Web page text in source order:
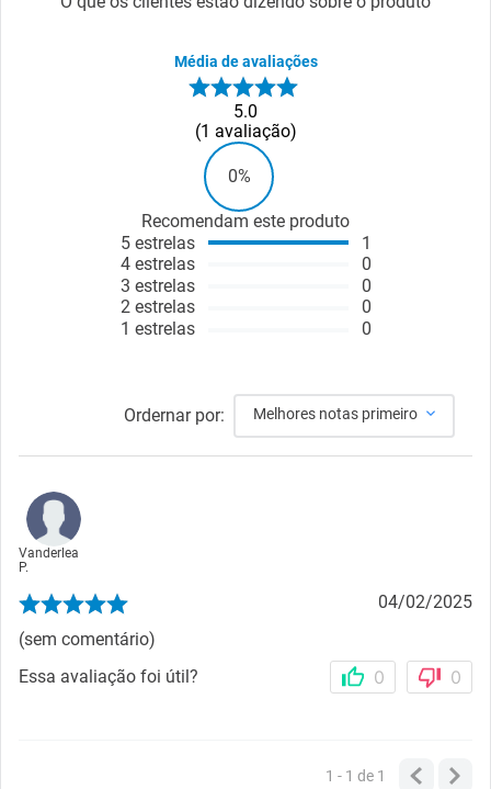
Média de avaliações
5.0
1 avaliação
0%
Recomendam este produto
5 estrelas
4 estrelas
3 estrelas
2 estrelas
1 estrelas
1
0
0
0
0
Ordernar por: Melhores notas primeiro
Vanderlea
P.
04/02/2025
(sem comentário)
Essa avaliação foi útil?
0 0
1 - 1de 1